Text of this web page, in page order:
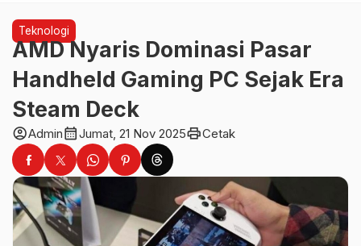
Teknologi
AMD Nyaris Dominasi Pasar
Handheld Gaming PC Sejak Era
Steam Deck
account_circleAdmincalendar_monthJumat, 21 Nov 2025printCetak